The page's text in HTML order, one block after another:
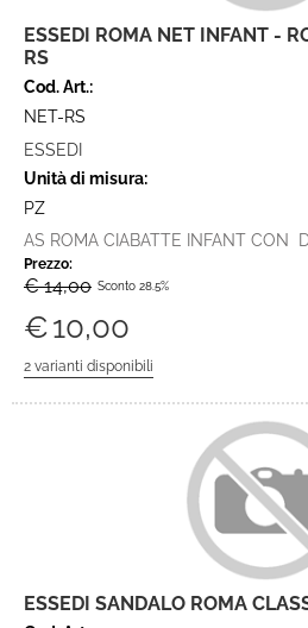
ESSEDI ROMA NET INFANT -
RS
Cod. Art.:
NET-RS
ESSEDI
Unità di misura:
PZ
AS ROMA CIABATTE INFANT
Prezzo:
€ 14,00 Sconto 28.5%
€10,00
ESSEDI SANDALO ROMA